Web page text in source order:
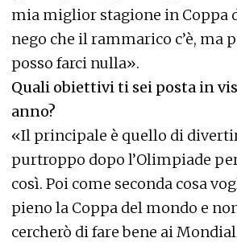
mia miglior stagione in Coppa
nego che il rammarico c’è, ma
posso farci nulla».
Quali obiettivi ti sei posta in
anno?
«Il principale è quello di
purtroppo dopo l’Olimpiade
così. Poi come seconda cosa
pieno la Coppa del mondo e
cercherò di fare bene ai